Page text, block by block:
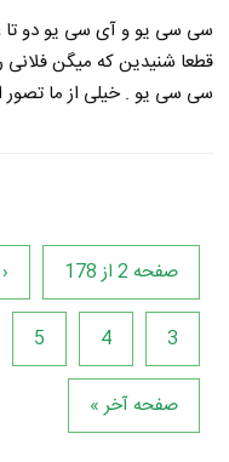
سی سی یو و آی سی یو دو تا
قطعا شنیدین که میگن فلانی
سی سی یو . خیلی از ما
صفحه 2 از 178
3
4
5
صفحه آخر »